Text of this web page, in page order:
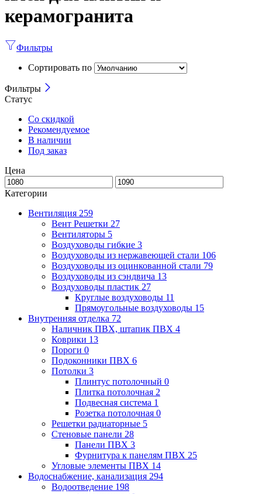
керамогранита
Фильтры
Сортировать по
Фильтры
Статус
Со скидкой
Рекомендуемое
В наличии
Под заказ
Цена
Категории
Вентиляция 259
Вент Решетки 27
Вентиляторы 5
Воздуховоды гибкие 3
Воздуховоды из нержавеющей стали 106
Воздуховоды из оцинкованной стали 79
Воздуховоды из сэндвича 13
Воздуховоды пластик 27
Круглые воздуховоды 11
Прямоугольные воздуховоды 15
Внутренняя отделка 72
Наличник ПВХ, штапик ПВХ 4
Коврики 13
Пороги 0
Подоконники ПВХ 6
Потолки 3
Плинтус потолочный 0
Плитка потолочная 2
Подвесная система 1
Розетка потолочная 0
Решетки радиаторные 5
Стеновые панели 28
Панели ПВХ 3
Фурнитура к панелям ПВХ 25
Угловые элементы ПВХ 14
Водоснабжение, канализация 294
Водоотведение 198